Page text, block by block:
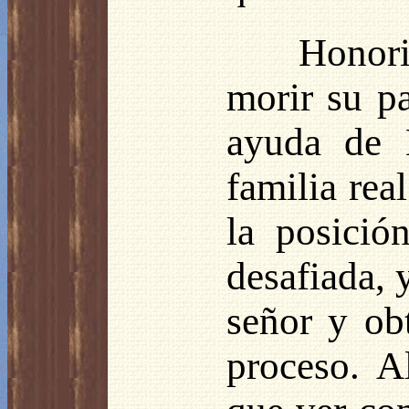
morir su
ayuda de
familia
la
desafiada,
señor y
proceso.